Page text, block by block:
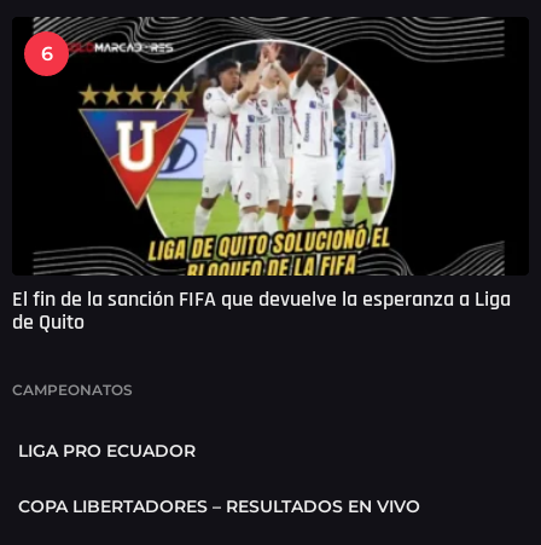
6
El fin de la sanción FIFA que devuelve la esperanza a Liga
de Quito
CAMPEONATOS
LIGA PRO ECUADOR
COPA LIBERTADORES – RESULTADOS EN VIVO